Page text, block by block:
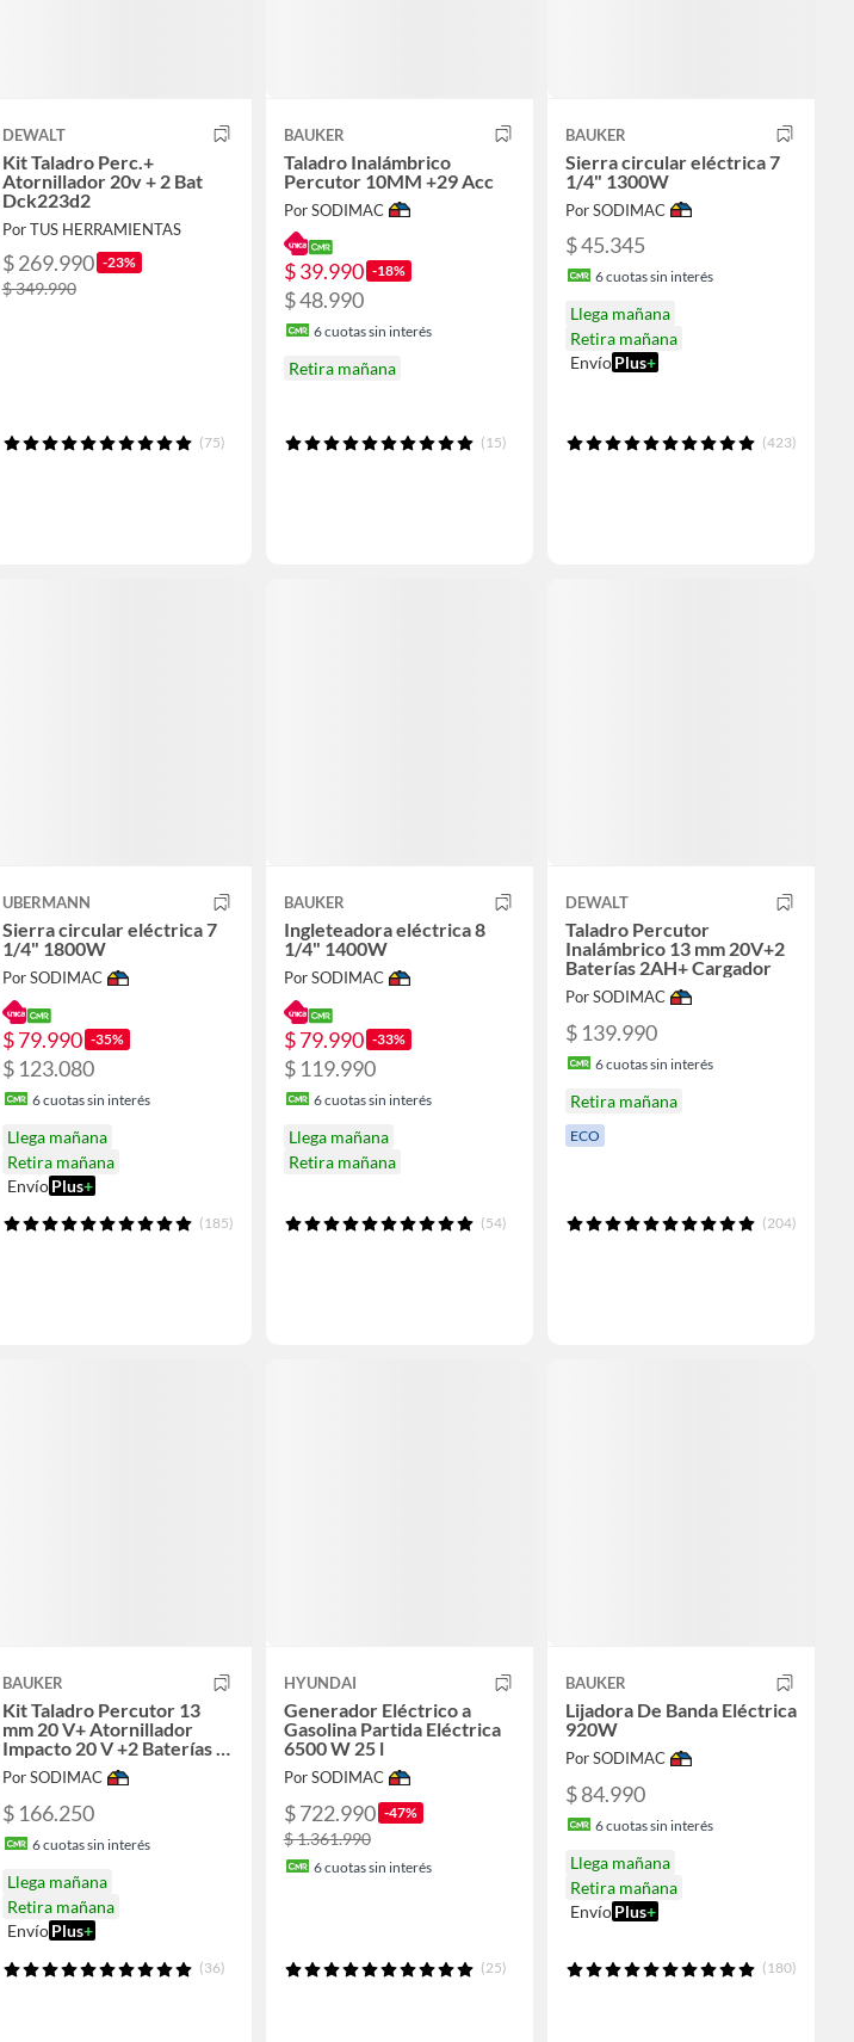
DEWALT
Kit Taladro Perc.+
Atornillador 20v + 2 Bat
Dck223d2
Por TUS HERRAMIENTAS
$ 269.990 -23%
$ 349.990
(75)
BAUKER
Taladro Inalámbrico
Percutor 10MM +29 Acc
Por SODIMAC
$ 39.990 -18%
$ 48.990
6cuotas sin interés
Retira mañana
(15)
BAUKER
Sierra circular eléctrica 7
1/4" 1300W
Por SODIMAC
$ 45.345
6cuotas sin interés
Llega mañana
Retira mañana
EnvíoPlus+
(423)
UBERMANN
Sierra circular eléctrica 7
1/4" 1800W
Por SODIMAC
$ 79.990 -35%
$ 123.080
6cuotas sin interés
Llega mañana
Retira mañana
Envío Plus+
(185)
BAUKER
Ingleteadora eléctrica 8
1/4" 1400W
Por SODIMAC
$ 79.990 -33%
$ 119.990
6cuotas sin interés
Llega mañana
Retira mañana
(54)
DEWALT
Taladro Percutor
Inalámbrico 13 mm 20V+2
Baterías 2AH+ Cargador
Por SODIMAC
$ 139.990
6cuotas sin interés
Retira mañana
ECO
(204)
BAUKER
Kit Taladro Percutor 13
mm 20 V+ Atornillador
Impacto 20 V +2 Baterías 2
AH + Cargador
Por SODIMAC
$ 166.250
6cuotas sin interés
Llega mañana
Retira mañana
Envío Plus+
(36)
HYUNDAI
Generador Eléctrico a
Gasolina Partida Eléctrica
6500 W 25 l
Por SODIMAC
$ 722.990 -47%
$ 1.361.990
6cuotas sin interés
(25)
BAUKER
Lijadora De Banda Eléctrica
920W
Por SODIMAC
$ 84.990
6cuotas sin interés
Llega mañana
Retira mañana
EnvíoPlus+
(180)